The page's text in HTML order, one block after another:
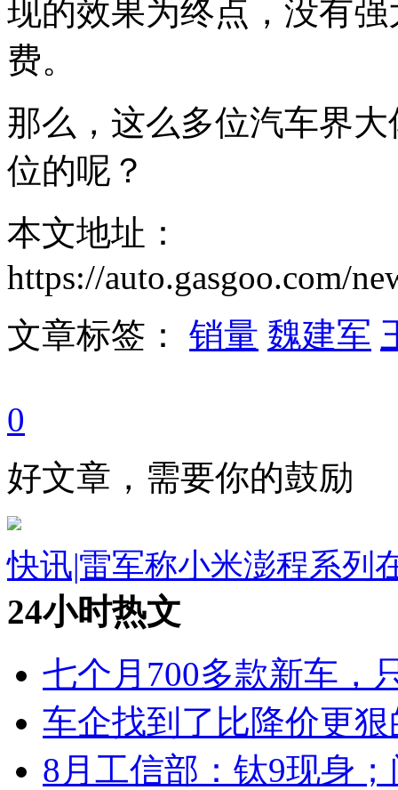
现的效果为终点，没有
费。
那么，这么多位汽车界
位的呢？
本文地址：
https://auto.gasgoo.com/
文章标签： 销量 魏建军
0
好文章，需要你的鼓励
快讯|雷军称小米澎程系列
24小时热文
七个月700多款新车，
车企找到了比降价更
8月工信部：钛9现身